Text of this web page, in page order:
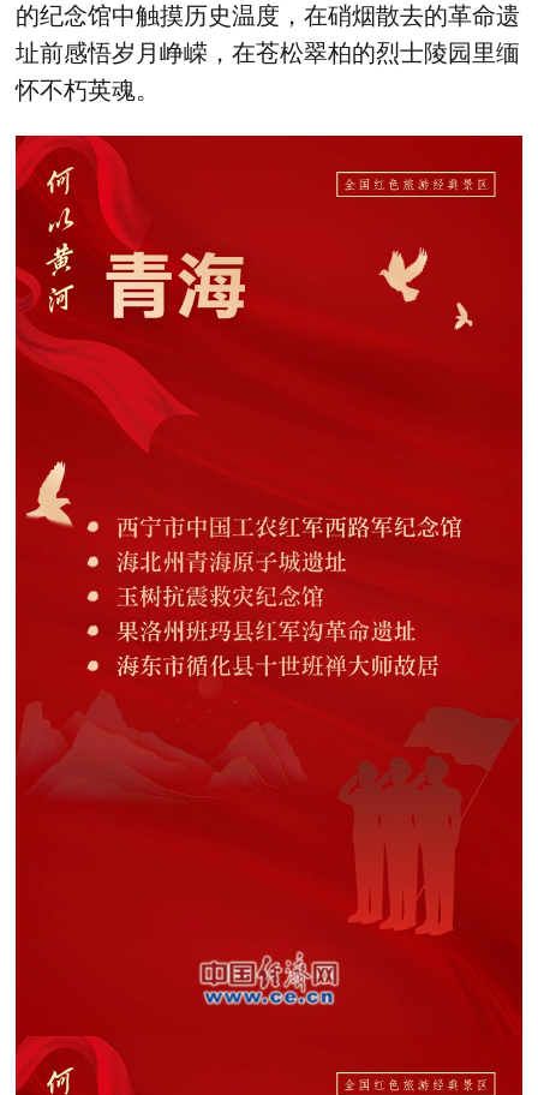
的纪念馆中触摸历史温度，在硝烟散去的革命遗
址前感悟岁月峥嵘，在苍松翠柏的烈士陵园里缅
怀不朽英魂。